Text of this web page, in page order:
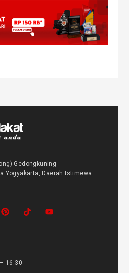
Gedongkuning
Yogyakarta, Daerah Istimewa
16.30